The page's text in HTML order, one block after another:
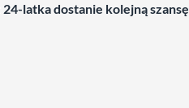
latka dostanie kolejną szansę